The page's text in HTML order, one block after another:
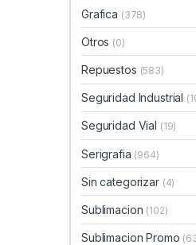
Grafica (378)
Otros (0)
Repuestos (583)
Seguridad Industrial
Seguridad Vial (19)
Serigrafia (964)
Sin categorizar (4)
Sublimacion (102)
Sublimacion Promo